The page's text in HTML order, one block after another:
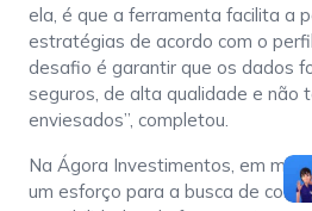
ela, é que a ferramenta facilita a
estratégias de acordo com o
desafio é garantir que os dados
seguros, de alta qualidade e não
enviesados”, completou.
Na Ágora Investimentos, em
um esforço para a busca de